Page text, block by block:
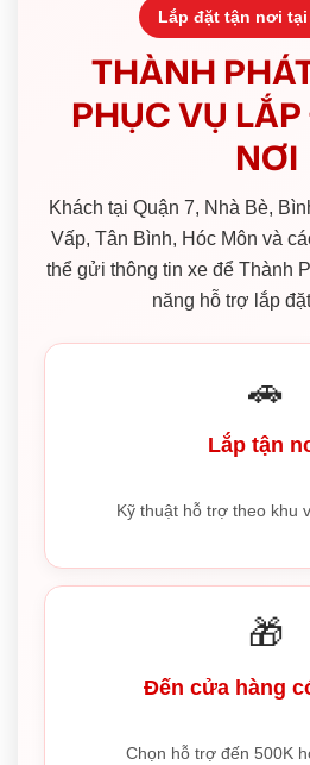
Lắp đặt tận nơi tại
THÀNH
PHỤC VỤ
NƠI
Khách tại Quận 7, Nhà Bè,
Vấp, Tân Bình, Hóc Môn và
thể gửi thông tin xe để Thành
năng hỗ trợ lắp
🚗
Lắp tận
Kỹ thuật hỗ trợ theo khu
🎁
Đến cửa hàng
Chọn hỗ trợ đến 500K